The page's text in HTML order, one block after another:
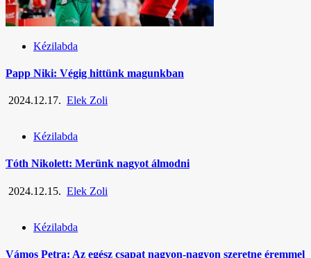
Kézilabda
Papp Niki: Végig hittünk magunkban
2024.12.17. Elek Zoli
Kézilabda
Tóth Nikolett: Merünk nagyot álmodni
2024.12.15. Elek Zoli
Kézilabda
Vámos Petra: Az egész csapat nagyon-nagyon szeretne éremmel